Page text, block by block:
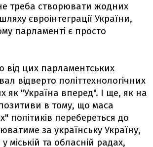
треба створювати жодних
євроінтеграції України,
парламенті є просто
від цих парламентських
відверто політтехнологічних
як "Україна вперед". І ще, як на
в тому, що маса
політиків перебереться до
за українську Україну,
у міській та обласній радах,